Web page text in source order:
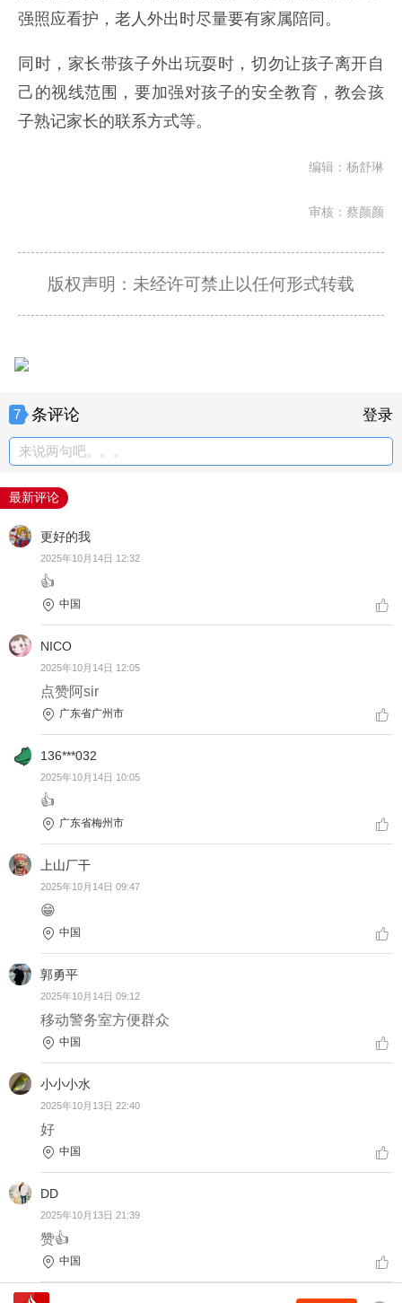
强照应看护，老人外出时尽量要有家属陪同。
同时，家长带孩子外出玩耍时，切勿让孩子离开自
己的视线范围，要加强对孩子的安全教育，教会孩
子熟记家长的联系方式等。
编辑：杨舒琳
审核：蔡颜颜
版权声明：未经许可禁止以任何形式转载
7 条评论 登录
来说两句吧。。。
最新评论
更好的我
2025年10月14日 12:32
👍
中国
NICO
2025年10月14日 12:05
点赞阿sir
广东省广州市
136***032
2025年10月14日 10:05
👍
广东省梅州市
上山厂干
2025年10月14日 09:47
😁
中国
郭勇平
2025年10月14日 09:12
移动警务室方便群众
中国
小小小水
2025年10月13日 22:40
好
中国
DD
2025年10月13日 21:39
赞👍
中国